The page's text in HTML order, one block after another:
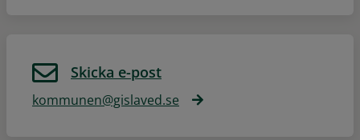
Skicka e-post
kommunen@gislaved.se